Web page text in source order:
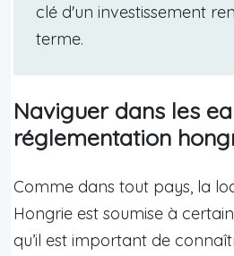
clé d'un investissement
terme.
Naviguer dans les
réglementation
Comme dans tout pays, la
Hongrie est soumise à
qu’il est important de